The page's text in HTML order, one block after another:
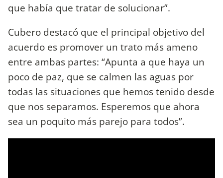
que había que tratar de solucionar”.
Cubero destacó que el principal objetivo del
acuerdo es promover un trato más ameno
entre ambas partes: “Apunta a que haya un
poco de paz, que se calmen las aguas por
todas las situaciones que hemos tenido desde
que nos separamos. Esperemos que ahora
sea un poquito más parejo para todos”.